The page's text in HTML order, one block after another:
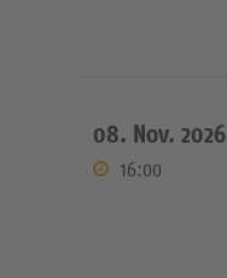
08. Nov. 2026
16:00